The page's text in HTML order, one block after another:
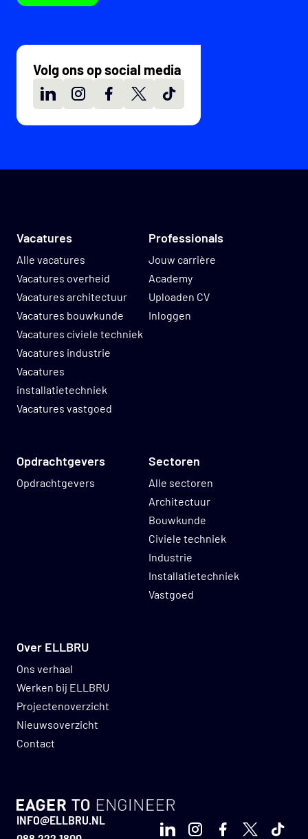
Volg ons op social media
LinkedInInstagram
Facebook
X TikTok
Vacatures
Alle vacatures
Vacatures overheid
Vacatures architectuur
Vacatures bouwkunde
Vacatures civiele techniek
Vacatures industrie
Vacatures
installatietechniek
Vacatures vastgoed
Professionals
Jouw carrière
Academy
Uploaden CV
Inloggen
Sectoren
Alle sectoren
Architectuur
Bouwkunde
Civiele techniek
Industrie
Installatietechniek
Vastgoed
Opdrachtgevers
Opdrachtgevers
Over ELLBRU
Ons verhaal
Werken bij ELLBRU
Projectenoverzicht
Nieuwsoverzicht
Contact
GO TO HOMEPAGE
INFO@ELLBRU.NL